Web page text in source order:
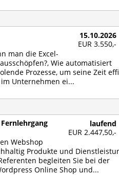
15.10.2026
EUR 3.550,-
man die Ex­cel-
Wie au­to­ma­ti­siert
Pro­zes­se, um sei­ne Zeit
Un­ter­neh­men ei...
laufend
EUR 2.447,50,-
Web­shop
Pro­duk­te und
be­glei­ten Sie bei der
On­line Shop und...